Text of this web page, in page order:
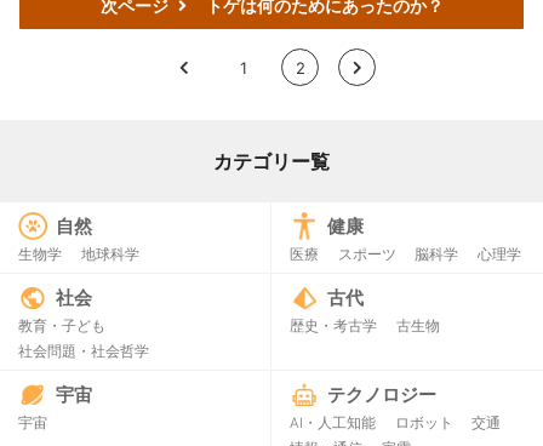
次ページ トゲは何のためにあったのか？
< 1 2 >
カテゴリー覧
自然
生物学 地球科学
健康
医療 スポーツ 脳科学 心理学
社会
教育・子ども
社会問題・社会哲学
古代
歴史・考古学 古生物
宇宙
宇宙
テクノロジー
AI・人工知能 ロボット
交通